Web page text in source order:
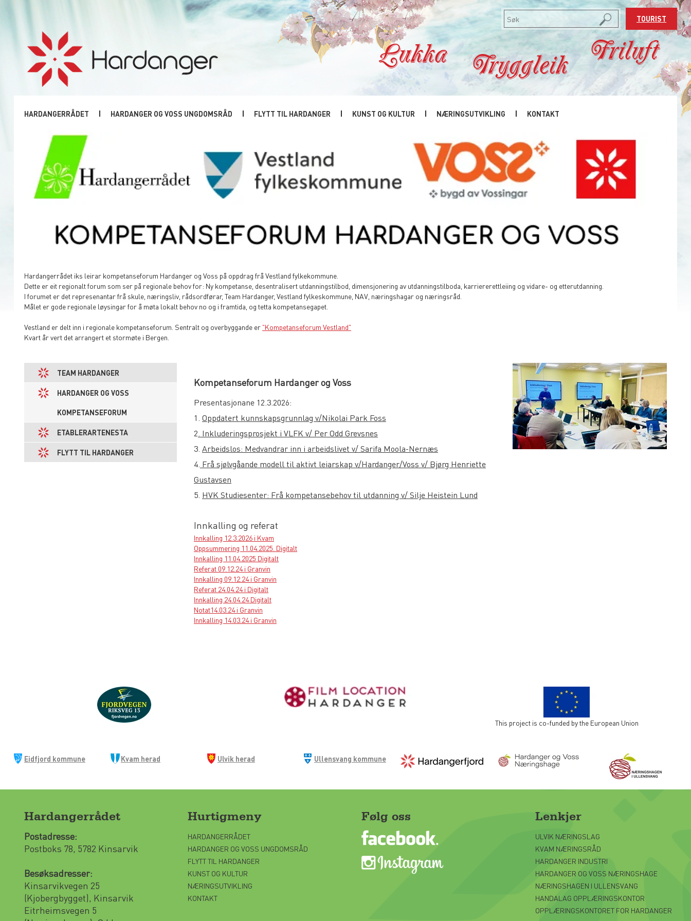
TOURIST
Friluft
Tryggleik
Lukka
HARDANGERRÅDET HARDANGER OG VOSS UNGDOMSRÅD FLYTT TIL HARDANGER KUNST OG KULTUR NÆRINGSUTVIKLING KONTAKT
Hardangerrådet iks leirar kompetanseforum Hardanger og Voss på oppdrag frå Vestland fylkekommune.
Dette er eit regionalt forum som ser på regionale behov for: Ny kompetanse, desentralisert utdanningstilbod, dimensjonering av utdanningstilboda, karriererettleiing og vidare- og etterutdanning.
I forumet er det represenantar frå skule, næringsliv, rådsordførar, Team Hardanger, Vestland fylkeskommune, NAV, næringshagar og næringsråd.
Målet er gode regionale løysingar for å møta lokalt behov no og i framtida, og tetta kompetansegapet.
Vestland er delt inn i regionale kompetanseforum. Sentralt og overbyggande er "Kompetanseforum Vestland"
Kvart år vert det arrangert et stormøte i Bergen.
TEAM HARDANGER
HARDANGER OG VOSS
KOMPETANSEFORUM
ETABLERARTENESTA
FLYTT TIL HARDANGER
Kompetanseforum Hardanger og Voss
Presentasjonane 12.3.2026:
1. Oppdatert kunnskapsgrunnlag v/Nikolai Park Foss
2 . Inkluderingsprosjekt i VLFK v/ Per Odd Grevsnes
3. Arbeidslos: Medvandrar inn i arbeidslivet v/ Sarifa Moola-Nernæs
4. Frå sjølvgåande modell til aktivt leiarskap v/Hardanger/Voss v/ Bjørg Henriette
Gustavsen
5. HVK Studiesenter: Frå kompetansebehov til utdanning v/ Silje Heistein Lund
Innkalling og referat
Innkalling 12.3.2026 i Kvam
Oppsummering 11.04.2025. Digitalt
Innkalling 11.04.2025 Digitalt
Referat 09.12.24 i Granvin
Innkalling 09.12.24 i Granvin
Referat 24.04.24 i Digitalt
Innkalling 24.04.24 Digitalt
Notat14.03.24 i Granvin
Innkalling 14.03.24 i Granvin
This project is co-funded by the European Union
Eidfjord kommune Kvam herad Ulvik herad Ullensvang kommune
Hardangerrådet
Postadresse:
Postboks 78, 5782 Kinsarvik
Besøksadresser:
Kinsarvikvegen 25
(Kjobergbygget), Kinsarvik
Eitrheimsvegen 5
Hurtigmeny
HARDANGERRÅDET
HARDANGER OG VOSS UNGDOMSRÅD
FLYTT TIL HARDANGER
KUNST OG KULTUR
NÆRINGSUTVIKLING
KONTAKT
Følg oss Lenkjer
ULVIK NÆRINGSLAG
KVAM NÆRINGSRÅD
HARDANGER INDUSTRI
HARDANGER OG VOSS NÆRINGSHAGE
NÆRINGSHAGEN I ULLENSVANG
HANDALAG OPPLÆRINGSKONTOR
OPPLÆRINGSKONTORET FOR HARDANGER